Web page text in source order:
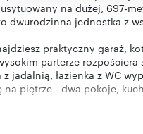
na dużej, 697-
dwurodzinna jednostka z
praktyczny garaż,
parterze
jadalnią, łazienka z WC
na piętrze - dwa pokoje,